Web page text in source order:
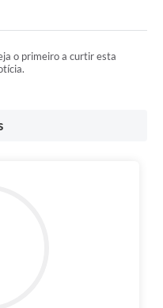
o primeiro a curtir esta